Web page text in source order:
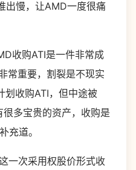
出慢，让AMD一度很痛
收购ATI是一件非常成
常重要，割裂是不现实
划收购ATI，但中途被
多宝贵的资产，收购是
充道。
一次采用权股价形式收